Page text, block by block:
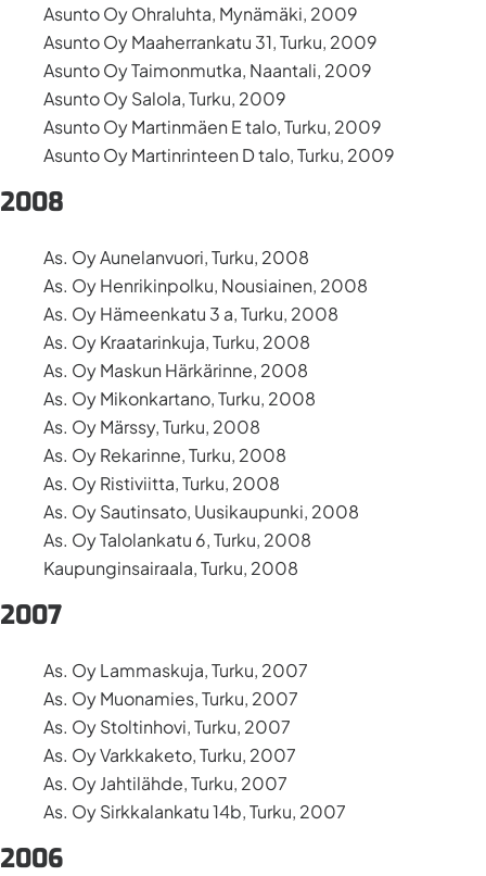
Asunto Oy Ohraluhta, Mynämäki, 2009
Asunto Oy Maaherrankatu 31, Turku, 2009
Asunto Oy Taimonmutka, Naantali, 2009
Asunto Oy Salola, Turku, 2009
Asunto Oy Martinmäen E talo, Turku, 2009
Asunto Oy Martinrinteen D talo, Turku, 2009
2008
As. Oy Aunelanvuori, Turku, 2008
As. Oy Henrikinpolku, Nousiainen, 2008
As. Oy Hämeenkatu 3 a, Turku, 2008
As. Oy Kraatarinkuja, Turku, 2008
As. Oy Maskun Härkärinne, 2008
As. Oy Mikonkartano, Turku, 2008
As. Oy Märssy, Turku, 2008
As. Oy Rekarinne, Turku, 2008
As. Oy Ristiviitta, Turku, 2008
As. Oy Sautinsato, Uusikaupunki, 2008
As. Oy Talolankatu 6, Turku, 2008
Kaupunginsairaala, Turku, 2008
2007
As. Oy Lammaskuja, Turku, 2007
As. Oy Muonamies, Turku, 2007
As. Oy Stoltinhovi, Turku, 2007
As. Oy Varkkaketo, Turku, 2007
As. Oy Jahtilähde, Turku, 2007
As. Oy Sirkkalankatu 14b, Turku, 2007
2006